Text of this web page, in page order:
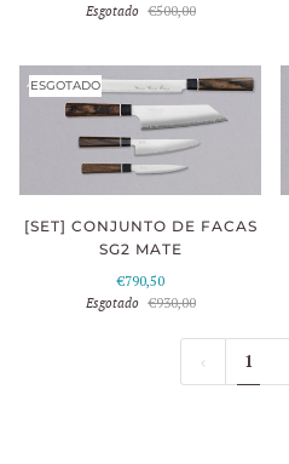
Esgotado €500,00
ESGOTADO
[SET] CONJUNTO DE FACAS
SG2 MATE
€790,50
Esgotado €930,00
1